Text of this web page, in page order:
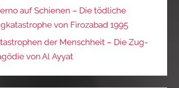
auf Schienen – Die tödliche
von Firozabad 1995
der Menschheit – Die Zug-
von Al Ayyat